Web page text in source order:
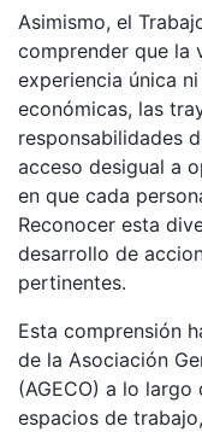
Asimismo, el
comprender que la
experiencia única
económicas, las
responsabilidades
acceso desigual a
en que cada
Reconocer esta
desarrollo de
pertinentes.
Esta comprensión
de la Asociación
(AGECO) a lo
espacios de